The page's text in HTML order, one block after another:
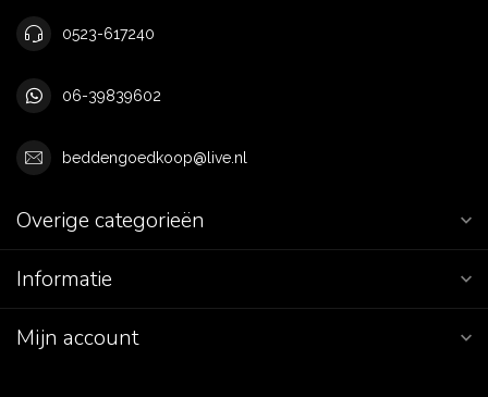
0523-617240
06-39839602
beddengoedkoop@live.nl
Overige categorieën
Informatie
Mijn account